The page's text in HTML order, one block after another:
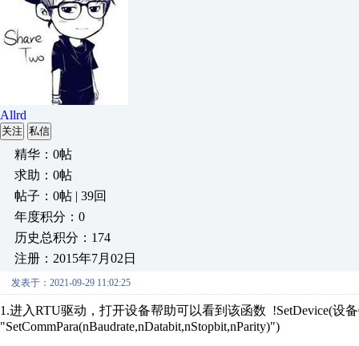
Allrd
关注 私信
精华：0帖
求助：0帖
帖子：0帖 | 39回
年度积分：0
历史总积分：174
注册：2015年7月02日
发表于：2021-09-29 11:02:25
1.进入RTU驱动，打开设备帮助可以看到该函数 !SetDevice(设
"SetCommPara(nBaudrate,nDatabit,nStopbit,nParity)")